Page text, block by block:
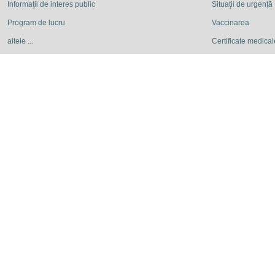
Informaţii de interes public
Program de lucru
altele ...
Situaţii de urgență
Vaccinarea
Certificate